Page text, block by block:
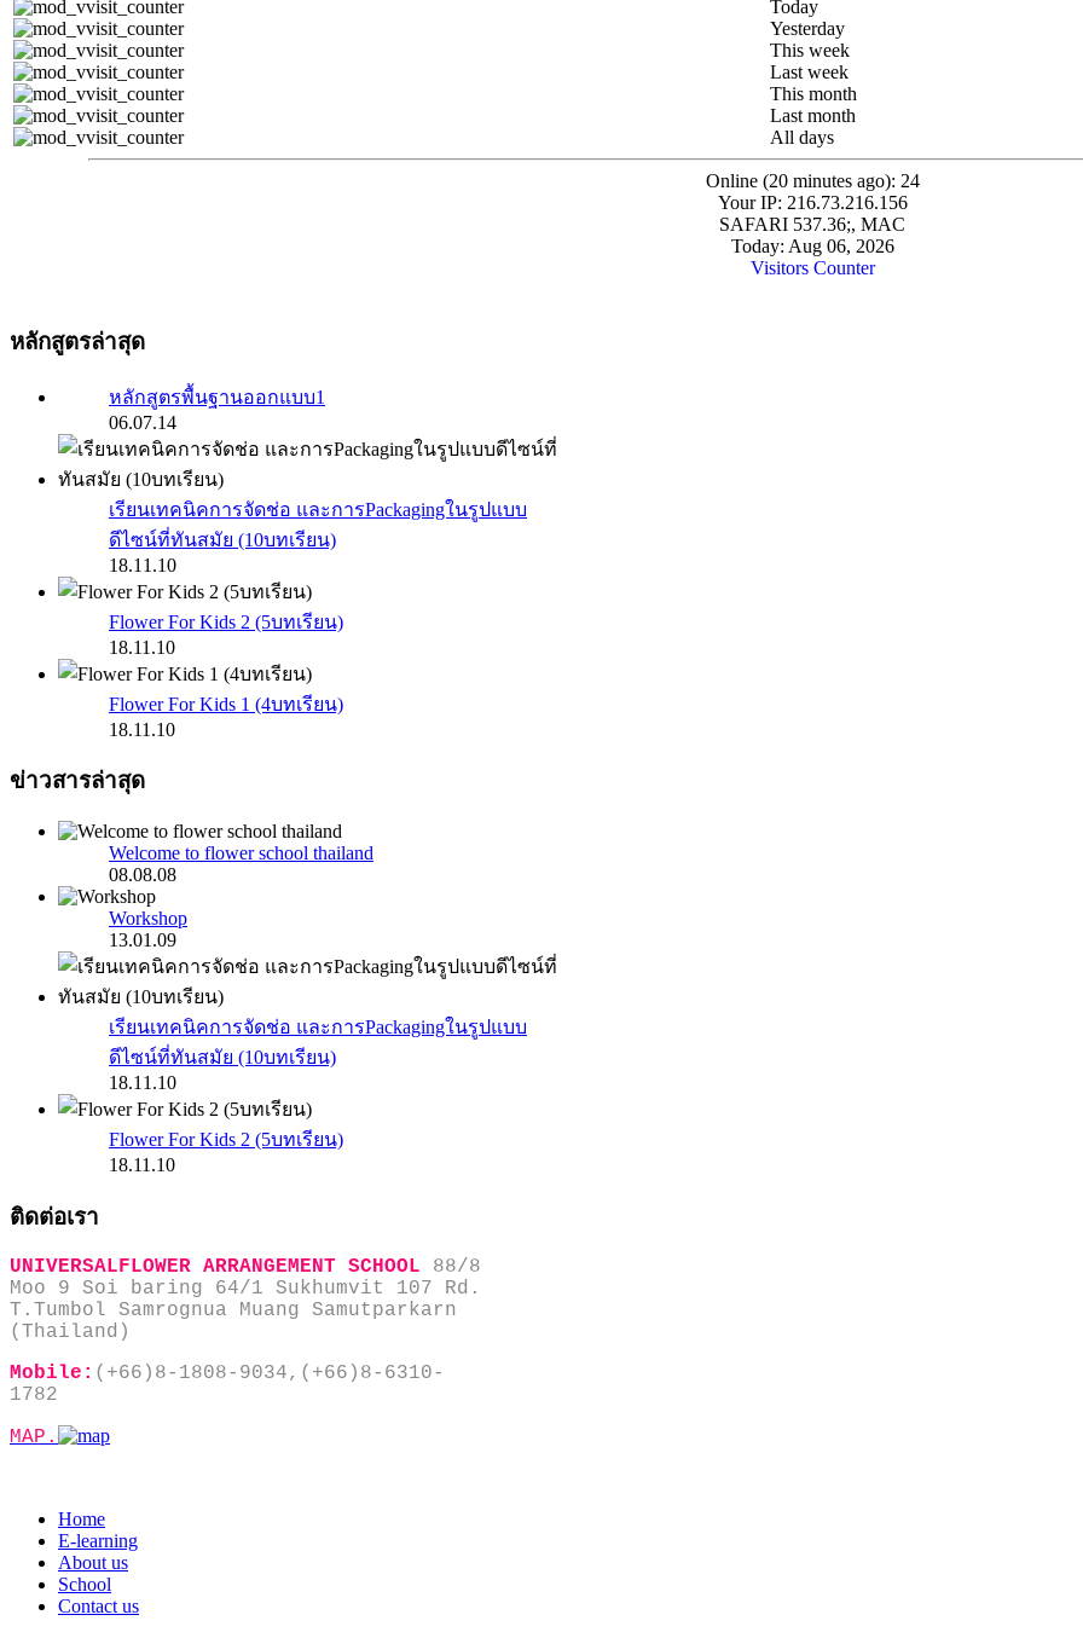
Today
Yesterday
This week
Last week
This month
Last month
All days
Online (20 minutes ago): 24
Your IP: 216.73.216.156
SAFARI 537.36;, MAC
Today: Aug 06, 2026
Visitors Counter
หลักสูตรล่าสุด
หลักสูตรพื้นฐานออกแบบ1
06.07.14
เรียนเทคนิคการจัดช่อ และการPackagingในรูปแบบ
ดีไซน์ที่ทันสมัย (10บทเรียน)
18.11.10
Flower For Kids 2 (5บทเรียน)
18.11.10
Flower For Kids 1 (4บทเรียน)
18.11.10
ข่าวสารล่าสุด
Welcome to flower school thailand
08.08.08
Workshop
13.01.09
เรียนเทคนิคการจัดช่อ และการPackagingในรูปแบบ
ดีไซน์ที่ทันสมัย (10บทเรียน)
18.11.10
Flower For Kids 2 (5บทเรียน)
18.11.10
ติดต่อเรา
UNIVERSALFLOWER ARRANGEMENT SCHOOL
88/8
Moo 9 Soi baring 64/1 Sukhumvit 107 Rd.
T.Tumbol Samrognua Muang Samutparkarn
(Thailand)
Mobile: (+66)8-1808-9034,(+66)8-6310-
1782
MAP.
Home
E-learning
About us
School
Contact us